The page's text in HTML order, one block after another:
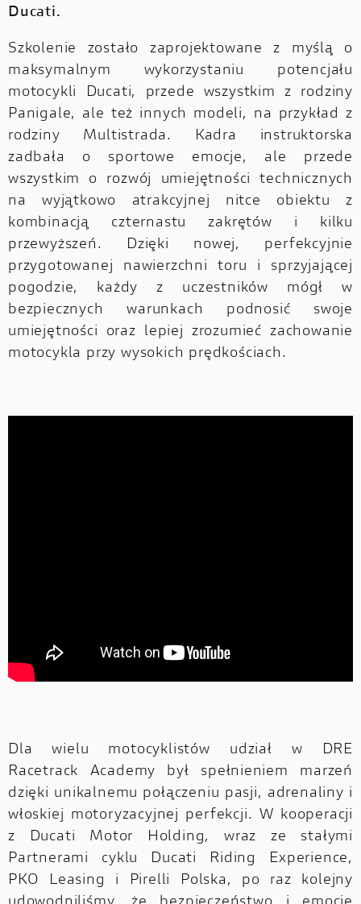
Ducati.
Szkolenie zostało zaprojektowane z myślą o
maksymalnym wykorzystaniu potencjału
motocykli Ducati, przede wszystkim z rodziny
Panigale, ale też innych modeli, na przykład z
rodziny Multistrada. Kadra instruktorska
zadbała o sportowe emocje, ale przede
wszystkim o rozwój umiejętności technicznych
na wyjątkowo atrakcyjnej nitce obiektu z
kombinacją czternastu zakrętów i kilku
przewyższeń. Dzięki nowej, perfekcyjnie
przygotowanej nawierzchni toru i sprzyjającej
pogodzie, każdy z uczestników mógł w
bezpiecznych warunkach podnosić swoje
umiejętności oraz lepiej zrozumieć zachowanie
motocykla przy wysokich prędkościach.
Dla wielu motocyklistów udział w DRE
Racetrack Academy był spełnieniem marzeń
dzięki unikalnemu połączeniu pasji, adrenaliny i
włoskiej motoryzacyjnej perfekcji. W kooperacji
z Ducati Motor Holding, wraz ze stałymi
Partnerami cyklu Ducati Riding Experience,
PKO Leasing i Pirelli Polska, po raz kolejny